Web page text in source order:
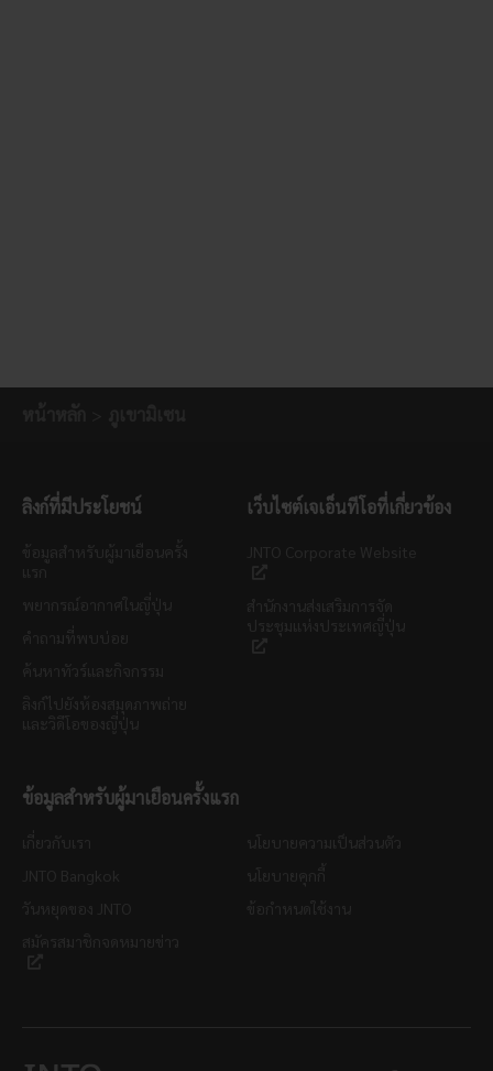
ลิงก์ที่มีประโยชน์ เว็บไซต์เจเอ็นทีโอที่เกี่ยวข้อง
ข้อมูลสำหรับผู้มาเยือนครั้งแรก